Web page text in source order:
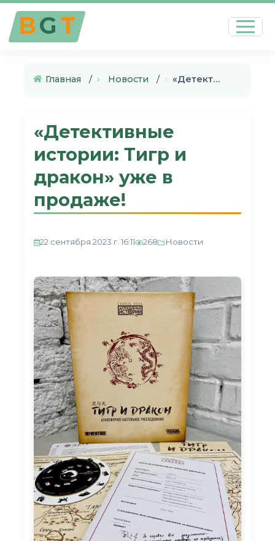
BGT
Главная › Новости › «Детективные истории: Тигр и …
«Детективные
истории: Тигр и
дракон» уже в
продаже!
22 сентября 2023 г. 16:11 268 Новости